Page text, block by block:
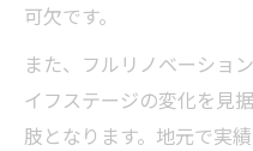
可欠です。
また、フルリノベーショ
イフステージの変化を見
肢となります。地元で実